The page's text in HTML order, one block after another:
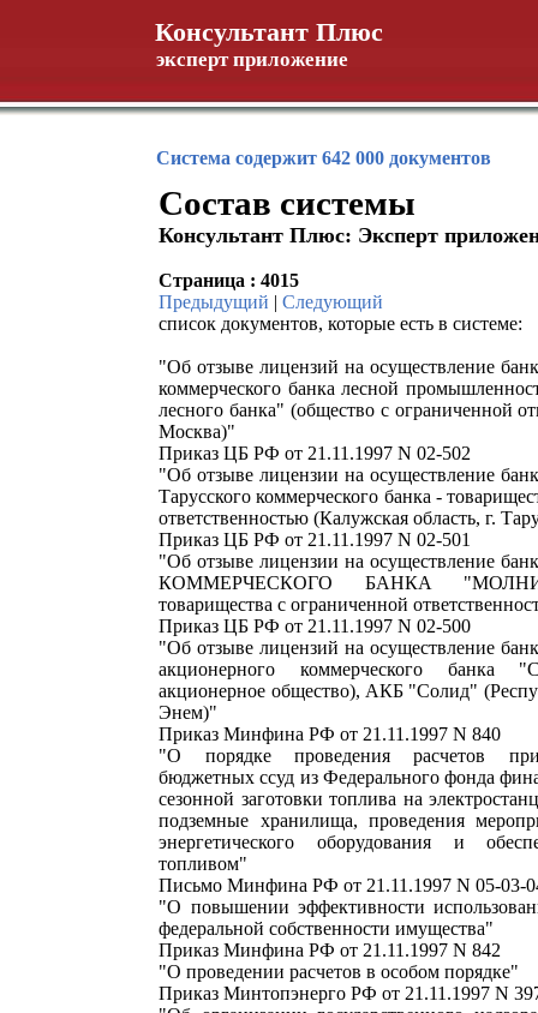
Консультант Плюс
эксперт приложение
Система содержит 642 000 документов
Состав системы
Консультант Плюс: Эксперт
Страница : 4015
Предыдущий |Следующий
список документов, которые есть в системе:
"Об отзыве лицензий на осуществление
коммерческого банка лесной
лесного банка" (общество с ограниченной
Москва)"
Приказ ЦБ РФ от 21.11.1997 N 02-502
"Об отзыве лицензии на осуществление
Тарусского коммерческого банка -
ответственностью (Калужская область, г.
Приказ ЦБ РФ от 21.11.1997 N 02-501
"Об отзыве лицензии на осуществление
КОММЕРЧЕСКОГО БАНКА
товарищества с ограниченной
Приказ ЦБ РФ от 21.11.1997 N 02-500
"Об отзыве лицензий на осуществление
акционерного коммерческого банка
акционерное общество), АКБ "Солид"
Энем)"
Приказ Минфина РФ от 21.11.1997 N 840
"О порядке проведения расчетов при
бюджетных ссуд из Федерального фонда
сезонной заготовки топлива на
подземные хранилища, проведения
энергетического оборудования и
топливом"
Письмо Минфина РФ от 21.11.1997 N 05-03-
"О повышении эффективности
федеральной собственности имущества"
Приказ Минфина РФ от 21.11.1997 N 842
"О проведении расчетов в особом порядке"
Приказ Минтопэнерго РФ от 21.11.1997 N